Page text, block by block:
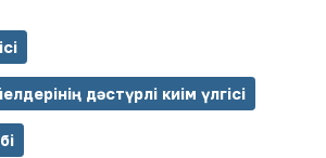
дәстүрлі киім үлгісі